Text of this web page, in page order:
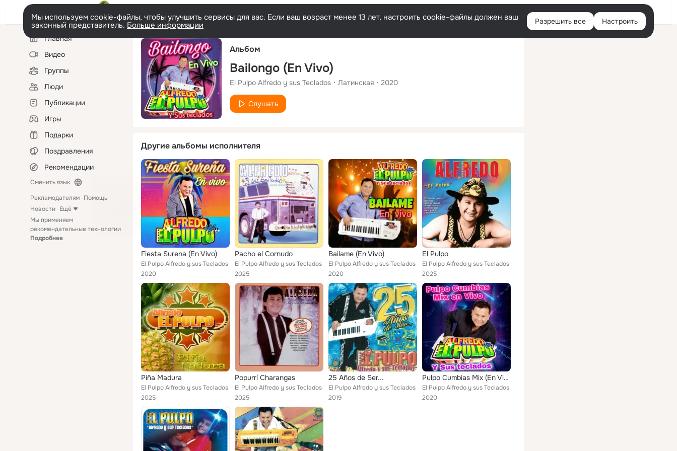
Русский Войти
Мы используем cookie-файлы, чтобы улучшить сервисы для вас. Если ваш возраст менее 13 лет, настроить cookie-файлы должен ваш
законный представитель. Больше информации Разрешить все Настроить
Левая
колонкаГлавная
Видео
Группы
Люди
Публикации
Игры
Подарки
Поздравления
Рекомендации
Сменить язык
Рекламодателям Помощь
Новости Ещё
Мы применяем
рекомендательные технологии
Подробнее
Альбом
Bailongo (En Vivo)
El Pulpo Alfredo y sus Teclados Латинская 2020
Слушать
Другие альбомы исполнителя
Fiesta Surena (En Vivo)
El Pulpo Alfredo y sus Teclados
2020
Pacho el Cornudo
El Pulpo Alfredo y sus Teclados
2025
Bailame (En Vivo)
El Pulpo Alfredo y sus Teclados
2020
El Pulpo
El Pulpo Alfredo y sus Teclados
2025
Piña Madura
El Pulpo Alfredo y sus Teclados
2025
Popurrí Charangas
El Pulpo Alfredo y sus Teclados
2025
25 Años de Ser...
El Pulpo Alfredo y sus Teclados
2019
Pulpo Cumbias Mix (En Vivo)
El Pulpo Alfredo y sus Teclados
2020